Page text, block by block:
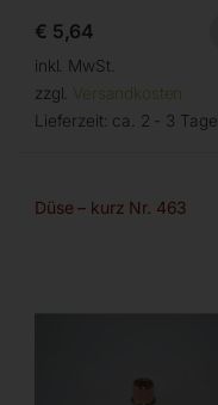
€ 5,64
inkl. MwSt.
zzgl. Versandkosten
Lieferzeit: ca. 2 - 3 Tage
Düse – kurz Nr. 463